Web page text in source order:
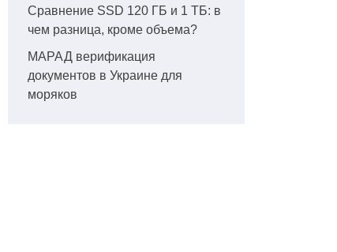
Сравнение SSD 120 ГБ и 1 ТБ: в
чем разница, кроме объема?
МАРАД верификация
документов в Украине для
моряков